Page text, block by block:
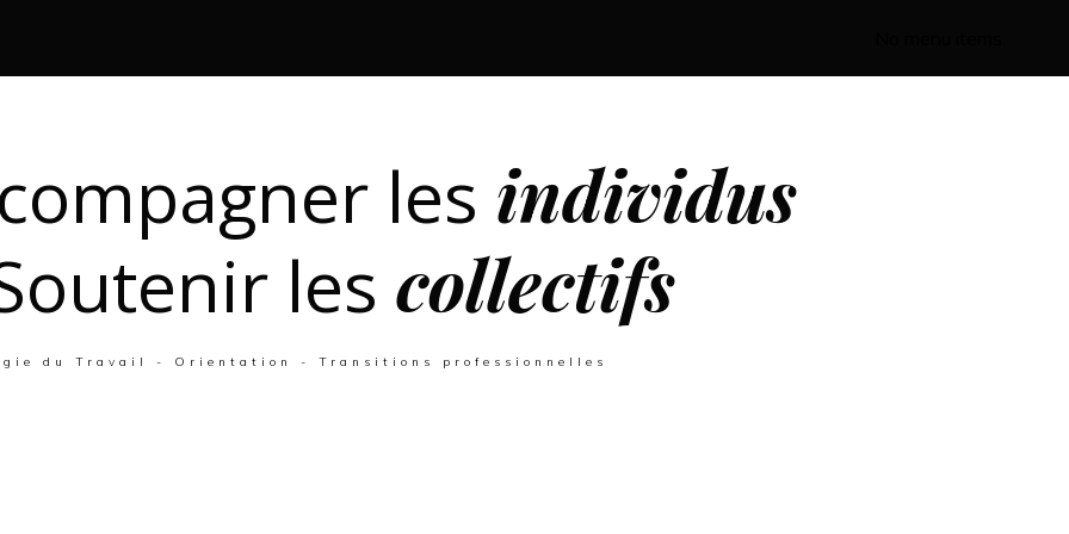
les individus
les collectifs
du Travail - Orientation - Transitions professionnelles